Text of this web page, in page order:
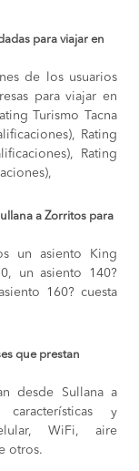
para viajar en
de los usuarios
para viajar en
Turismo Tacna
Rating
Rating
a Zorritos para
un asiento King
un asiento 140?
160? cuesta
que prestan
desde Sullana a
y
WiFi, aire
otros.